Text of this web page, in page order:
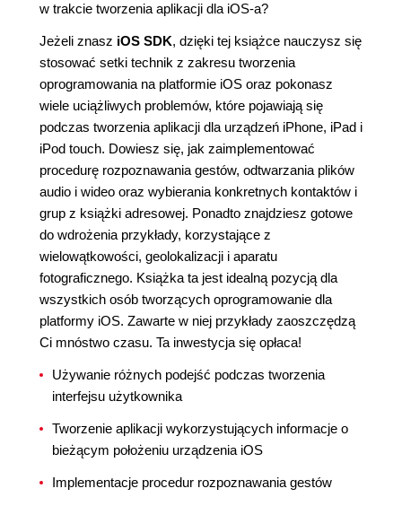
w trakcie tworzenia aplikacji dla iOS-a?
Jeżeli znasz iOS SDK, dzięki tej książce nauczysz się
stosować setki technik z zakresu tworzenia
oprogramowania na platformie iOS oraz pokonasz
wiele uciążliwych problemów, które pojawiają się
podczas tworzenia aplikacji dla urządzeń iPhone, iPad i
iPod touch. Dowiesz się, jak zaimplementować
procedurę rozpoznawania gestów, odtwarzania plików
audio i wideo oraz wybierania konkretnych kontaktów i
grup z książki adresowej. Ponadto znajdziesz gotowe
do wdrożenia przykłady, korzystające z
wielowątkowości, geolokalizacji i aparatu
fotograficznego. Książka ta jest idealną pozycją dla
wszystkich osób tworzących oprogramowanie dla
platformy iOS. Zawarte w niej przykłady zaoszczędzą
Ci mnóstwo czasu. Ta inwestycja się opłaca!
Używanie różnych podejść podczas tworzenia
interfejsu użytkownika
Tworzenie aplikacji wykorzystujących informacje o
bieżącym położeniu urządzenia iOS
Implementacje procedur rozpoznawania gestów